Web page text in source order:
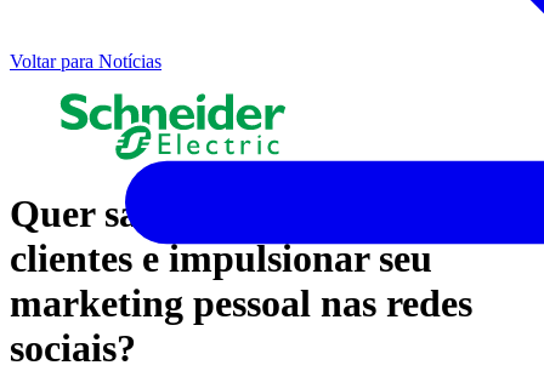
Voltar para Notícias
Quer saber como captar novos
clientes e impulsionar seu
marketing pessoal nas redes
sociais?